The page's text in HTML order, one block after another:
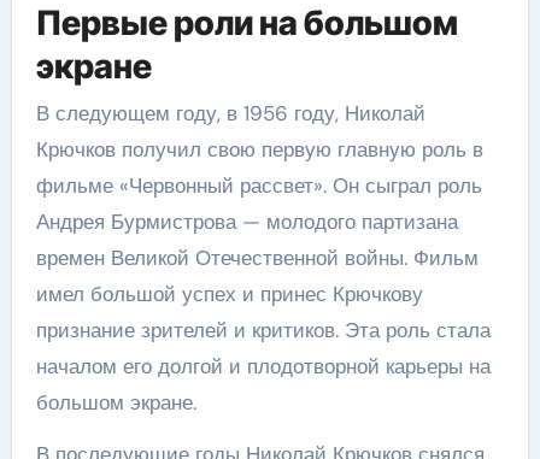
Первые роли на большом
экране
В следующем году, в 1956 году, Николай
Крючков получил свою первую главную роль в
фильме «Червонный рассвет». Он сыграл роль
Андрея Бурмистрова — молодого партизана
времен Великой Отечественной войны. Фильм
имел большой успех и принес Крючкову
признание зрителей и критиков. Эта роль стала
началом его долгой и плодотворной карьеры на
большом экране.